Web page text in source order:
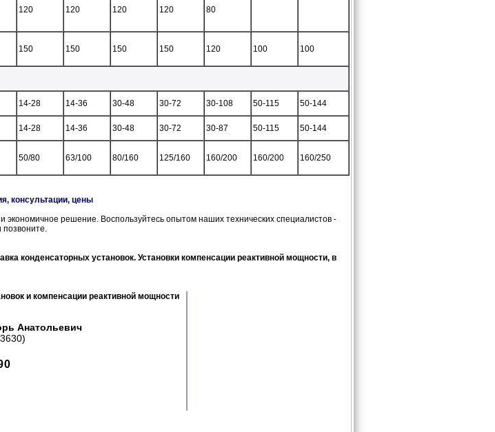
120 120 120 120 80
150 150 150 150 120 100 100
14-28 14-36 30-48 30-72 30-108 50-115 50-144
14-28 14-36 30-48 30-72 30-87 50-115 50-144
50/80 63/100 80/160 125/160 160/200 160/200 160/250
консультации, цены
решение. Воспользуйтесь опытом наших технических специалистов -
конденсаторных установок. Установки компенсации реактивной мощности, в
и компенсации реактивной мощности
Анатольевич